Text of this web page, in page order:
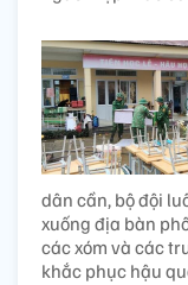
dân cần, bộ đội
xuống địa bàn
các xóm và các
khắc phục hậu